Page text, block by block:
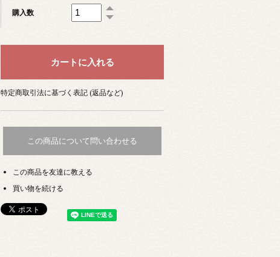
購入数
特定商取引法に基づく表記 (返品など)
この商品について問い合わせる
この商品を友達に教える
買い物を続ける